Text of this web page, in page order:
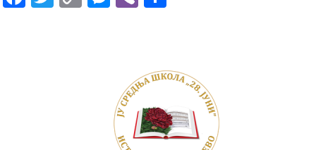
ac w o e
n
g
er
b
e